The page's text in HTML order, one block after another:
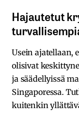
Hajautetut
Usein ajatellaan,
olisivat
ja säädellyissä
Singaporessa.
kuitenkin